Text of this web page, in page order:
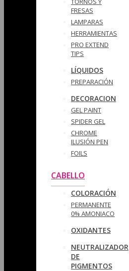
FRESAS
LAMPARAS
HERRAMIENTAS
PRO EXTEND
TIPS
LÍQUIDOS
PREPARACIÓN
DECORACION
GEL PAINT
SPIDER GEL
CHROME
ILUSIÓN PEN
FOILS
CABELLO
COLORACIÓN
PERMANENTE
0% AMONIACO
OXIDANTES
NEUTRALIZADOR
DE
PIGMENTOS